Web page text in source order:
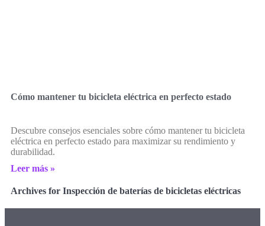
Cómo mantener tu bicicleta eléctrica en perfecto estado
Descubre consejos esenciales sobre cómo mantener tu bicicleta
eléctrica en perfecto estado para maximizar su rendimiento y
durabilidad.
Leer más »
Archives for Inspección de baterías de bicicletas eléctricas